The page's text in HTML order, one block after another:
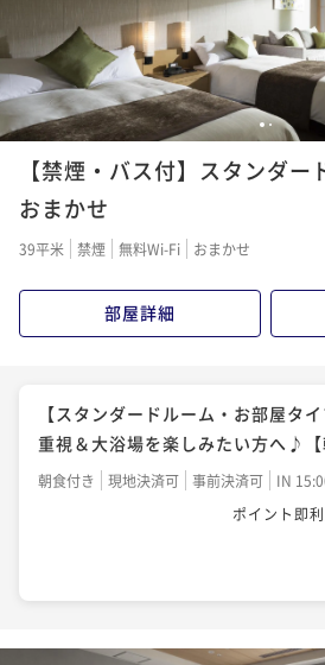
12
【禁煙・バス付】スタンダ
おまかせ
39平米 禁煙 無料Wi-Fi おまかせ
部屋詳細
【スタンダードルーム・お部屋タ
重視＆大浴場を楽しみたい方へ♪
朝食付き 現地決済可 事前決済可
IN
ポイント即